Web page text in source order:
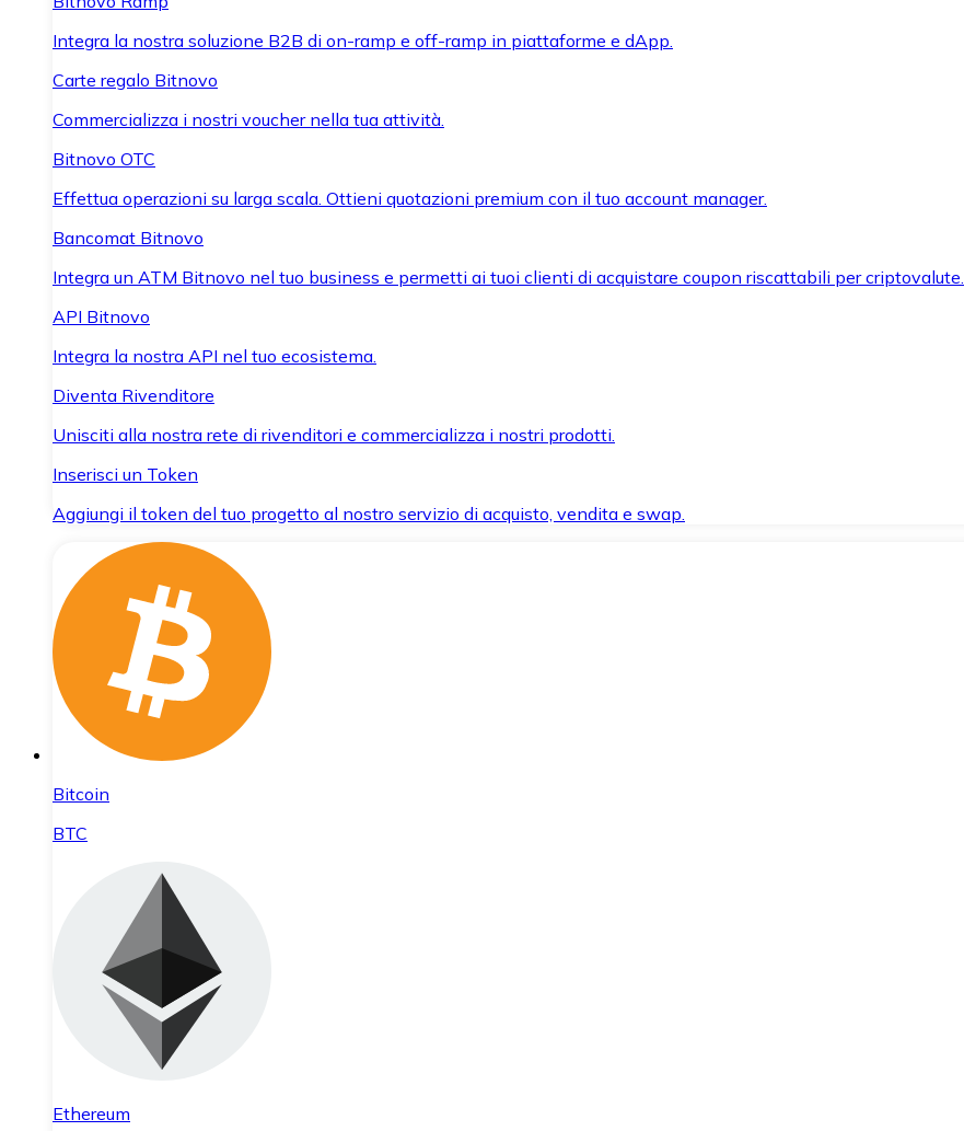
Integra la nostra soluzione B2B di on-ramp e off-ramp in piattaforme e dApp.
Carte regalo Bitnovo
Commercializza i nostri voucher nella tua attività.
Bitnovo OTC
Effettua operazioni su larga scala. Ottieni quotazioni premium con il tuo account manager.
Bancomat Bitnovo
Integra un ATM Bitnovo nel tuo business e permetti ai tuoi clienti di acquistare coupon riscattabili per criptovalute.
API Bitnovo
Integra la nostra API nel tuo ecosistema.
Diventa Rivenditore
Unisciti alla nostra rete di rivenditori e commercializza i nostri prodotti.
Inserisci un Token
Aggiungi il token del tuo progetto al nostro servizio di acquisto, vendita e swap.
Bitcoin
BTC
Ethereum